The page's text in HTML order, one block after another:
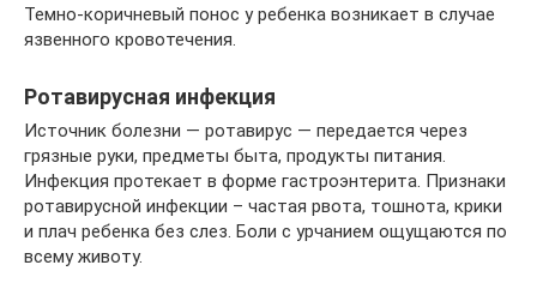
Темно-коричневый понос у ребенка возникает в случае
язвенного кровотечения.
Ротавирусная инфекция
Источник болезни — ротавирус — передается через
грязные руки, предметы быта, продукты питания.
Инфекция протекает в форме гастроэнтерита. Признаки
ротавирусной инфекции – частая рвота, тошнота, крики
и плач ребенка без слез. Боли с урчанием ощущаются по
всему животу.